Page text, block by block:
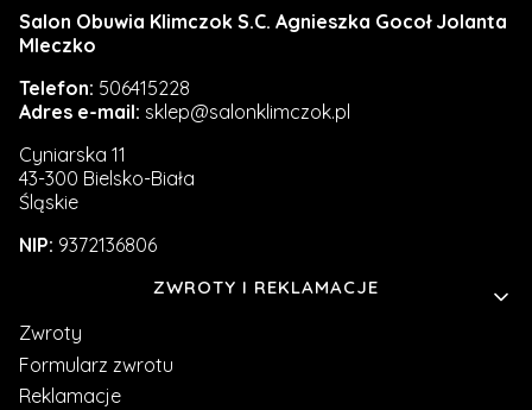
Salon Obuwia Klimczok S.C. Agnieszka Gocoł Jolanta
Mleczko
Telefon: 506415228
Adres e-mail: sklep@salonklimczok.pl
Cyniarska 11
43-300 Bielsko-Biała
Śląskie
NIP: 9372136806
Linki w stopceZWROTY I REKLAMACJE
Zwroty
Formularz zwrotu
Reklamacje